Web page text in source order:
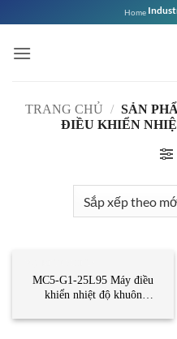
qua
nội
Home
TRANG CHỦ / SẢN
ĐIỀU KHIỂN
MC5-G1-25L95 Máy điều
khiển nhiệt độ khuôn